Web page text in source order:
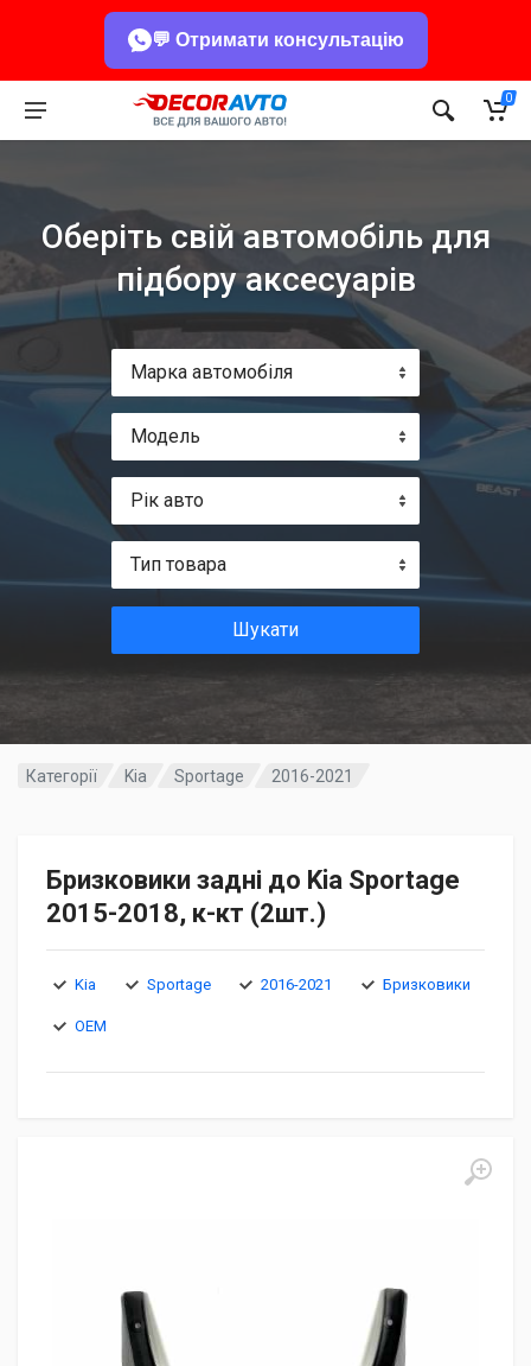
💬 Отримати консультацію
0
Оберіть свій автомобіль для
підбору аксесуарів
Марка автомобіля
Модель
Рік авто
Тип товара
Шукати
Категорії Kia Sportage 2016-2021
Бризковики задні до Kia Sportage
2015-2018, к-кт (2шт.)
Kia Sportage 2016-2021 Бризковики
OEM